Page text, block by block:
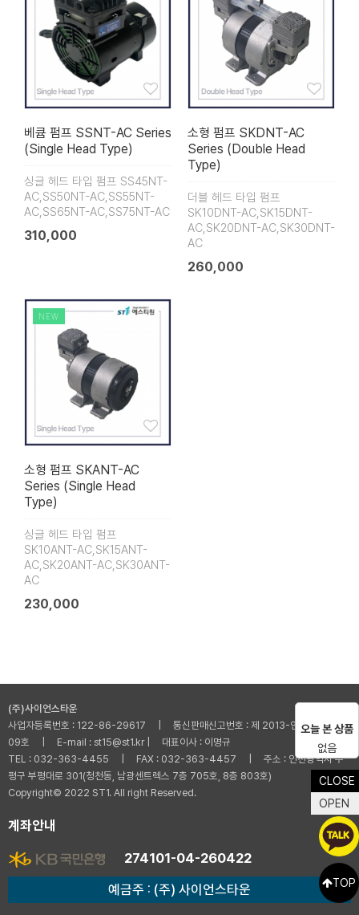
베큠 펌프 SSNT-AC Series
(Single Head Type)
싱글 헤드 타입 펌프 SS45NT-
AC,SS50NT-AC,SS55NT-
AC,SS65NT-AC,SS75NT-AC
310,000
소형 펌프 SKDNT-AC
Series (Double Head
Type)
더블 헤드 타입 펌프
SK10DNT-AC,SK15DNT-
AC,SK20DNT-AC,SK30DNT-
AC
260,000
NEW
소형 펌프 SKANT-AC
Series (Single Head
Type)
싱글 헤드 타입 펌프
SK10ANT-AC,SK15ANT-
AC,SK20ANT-AC,SK30ANT-
AC
230,000
(주)사이언스타운
사업자등록번호 : 122-86-29617 | 통신판매신고번호 : 제 2013-인천부평-001
09호 | E-mail : st15@st1.kr | 대표이사 : 이명규
TEL : 032-363-4455 | FAX : 032-363-4457 | 주소 : 인천광역시 부
평구 부평대로 301(청천동, 남광센트렉스 7층 705호, 8층 803호)
Copyright© 2022 ST1. All right Reserved.
계좌안내
274101-04-260422
예금주 : (주) 사이언스타운
CLOSE
OPEN
오늘 본 상품
없음
TOP